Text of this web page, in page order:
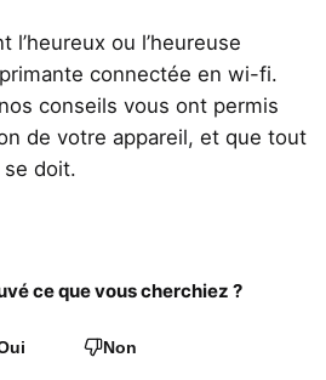
l’heureux ou l’heureuse
connectée en wi-fi.
conseils vous ont permis
de votre appareil, et que tout
doit.
ce que vous cherchiez ?
Non